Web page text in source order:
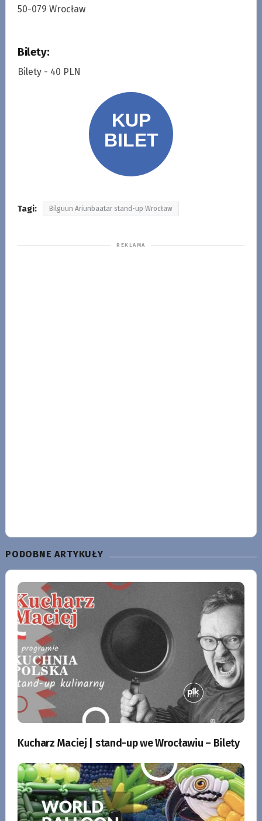
50-079 Wrocław
Bilety:
Bilety - 40 PLN
Tagi: Bilguun Ariunbaatar stand-up Wrocław
PODOBNE ARTYKUŁY
Kucharz Maciej | stand-up we Wrocławiu – Bilety